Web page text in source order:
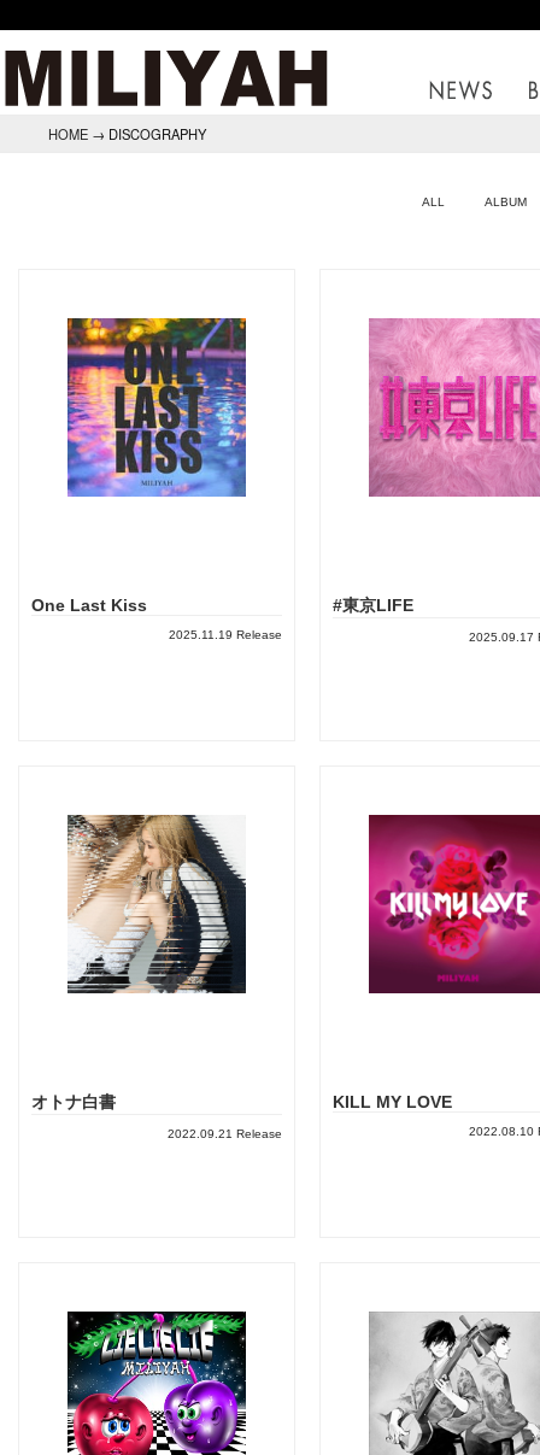
HOME → DISCOGRAPHY
ALL ALBUM
One Last Kiss
2025.11.19 Release
#東京LIFE
2025.09.17
オトナ白書
2022.09.21 Release
KILL MY LOVE
2022.08.10